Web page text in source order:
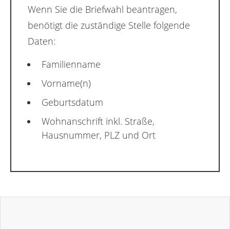
Wenn Sie die Briefwahl beantragen,
benötigt die zuständige Stelle folgende
Daten:
Familienname
Vorname(n)
Geburtsdatum
Wohnanschrift inkl. Straße,
Hausnummer, PLZ und Ort